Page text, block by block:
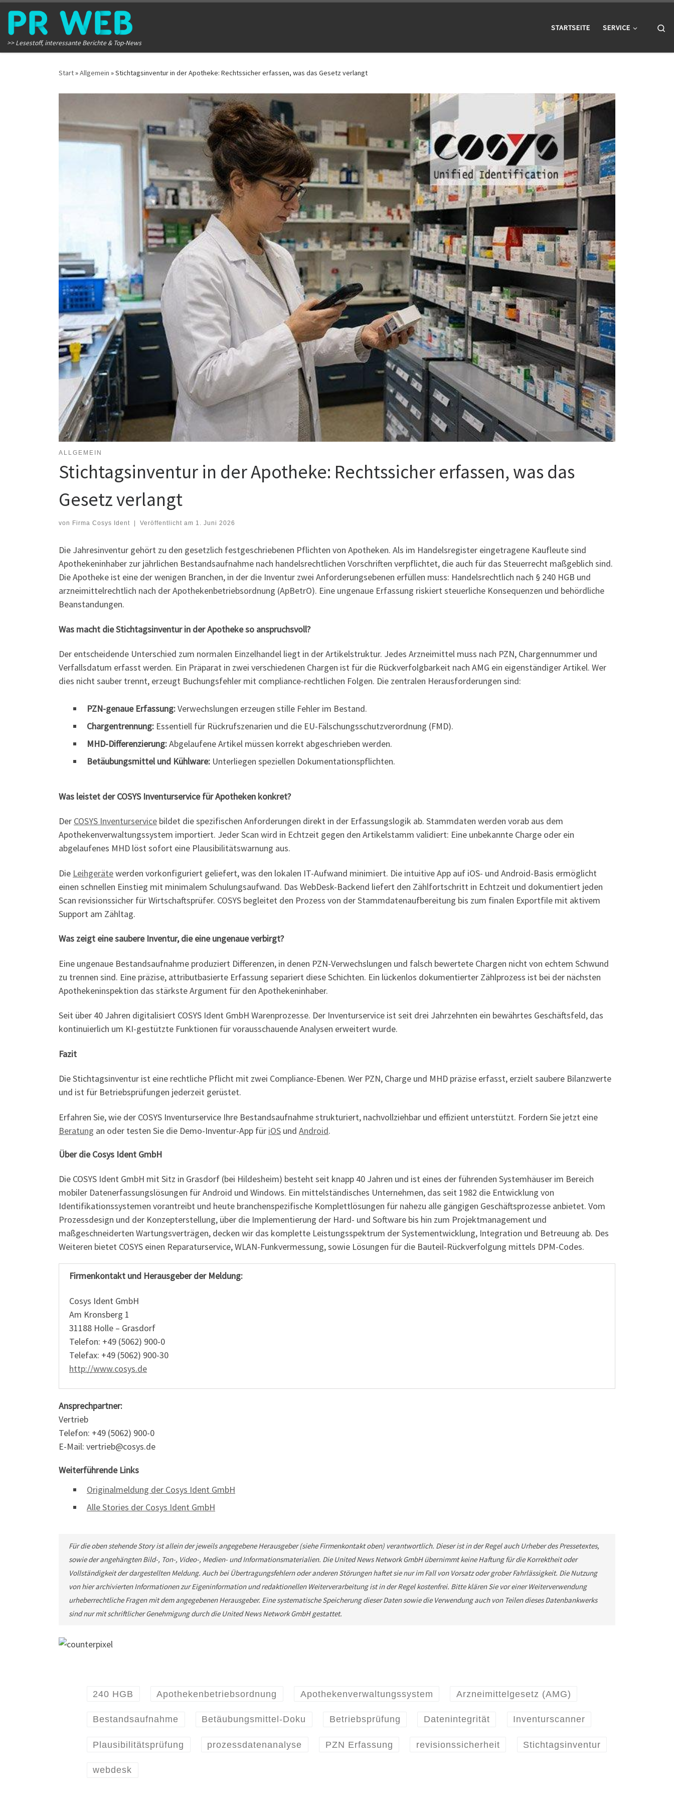
Zum Inhalt springen
>> Lesestoff, interessante Berichte & Top-News
STARTSEITE SERVICE
Start»Allgemein »Stichtagsinventur in der Apotheke: Rechtssicher erfassen, was das Gesetz verlangt
ALLGEMEIN
Stichtagsinventur in der Apotheke: Rechtssicher erfassen, was das
Gesetz verlangt
von Firma Cosys Ident Veröffentlicht am 1. Juni 2026
Die Jahresinventur gehört zu den gesetzlich festgeschriebenen Pflichten von Apotheken. Als im Handelsregister eingetragene Kaufleute sind
Apothekeninhaber zur jährlichen Bestandsaufnahme nach handelsrechtlichen Vorschriften verpflichtet, die auch für das Steuerrecht maßgeblich sind.
Die Apotheke ist eine der wenigen Branchen, in der die Inventur zwei Anforderungsebenen erfüllen muss: Handelsrechtlich nach § 240 HGB und
arzneimittelrechtlich nach der Apothekenbetriebsordnung (ApBetrO). Eine ungenaue Erfassung riskiert steuerliche Konsequenzen und behördliche
Beanstandungen.
Was macht die Stichtagsinventur in der Apotheke so anspruchsvoll?
Der entscheidende Unterschied zum normalen Einzelhandel liegt in der Artikelstruktur. Jedes Arzneimittel muss nach PZN, Chargennummer und
Verfallsdatum erfasst werden. Ein Präparat in zwei verschiedenen Chargen ist für die Rückverfolgbarkeit nach AMG ein eigenständiger Artikel. Wer
dies nicht sauber trennt, erzeugt Buchungsfehler mit compliance-rechtlichen Folgen. Die zentralen Herausforderungen sind:
PZN-genaue Erfassung:Verwechslungen erzeugen stille Fehler im Bestand.
Chargentrennung: Essentiell für Rückrufszenarien und die EU-Fälschungsschutzverordnung (FMD).
MHD-Differenzierung:Abgelaufene Artikel müssen korrekt abgeschrieben werden.
Betäubungsmittel und Kühlware: Unterliegen speziellen Dokumentationspflichten.
Was leistet der COSYS Inventurservice für Apotheken konkret?
Der COSYS Inventurservice bildet die spezifischen Anforderungen direkt in der Erfassungslogik ab. Stammdaten werden vorab aus dem
Apothekenverwaltungssystem importiert. Jeder Scan wird in Echtzeit gegen den Artikelstamm validiert: Eine unbekannte Charge oder ein
abgelaufenes MHD löst sofort eine Plausibilitätswarnung aus.
Die Leihgerätewerden vorkonfiguriert geliefert, was den lokalen IT-Aufwand minimiert. Die intuitive App auf iOS- und Android-Basis ermöglicht
einen schnellen Einstieg mit minimalem Schulungsaufwand. Das WebDesk-Backend liefert den Zählfortschritt in Echtzeit und dokumentiert jeden
Scan revisionssicher für Wirtschaftsprüfer. COSYS begleitet den Prozess von der Stammdatenaufbereitung bis zum finalen Exportfile mit aktivem
Support am Zähltag.
Was zeigt eine saubere Inventur, die eine ungenaue verbirgt?
Eine ungenaue Bestandsaufnahme produziert Differenzen, in denen PZN-Verwechslungen und falsch bewertete Chargen nicht von echtem Schwund
zu trennen sind. Eine präzise, attributbasierte Erfassung separiert diese Schichten. Ein lückenlos dokumentierter Zählprozess ist bei der nächsten
Apothekeninspektion das stärkste Argument für den Apothekeninhaber.
Seit über 40 Jahren digitalisiert COSYS Ident GmbH Warenprozesse. Der Inventurservice ist seit drei Jahrzehnten ein bewährtes Geschäftsfeld, das
kontinuierlich um KI-gestützte Funktionen für vorausschauende Analysen erweitert wurde.
Fazit
Die Stichtagsinventur ist eine rechtliche Pflicht mit zwei Compliance-Ebenen. Wer PZN, Charge und MHD präzise erfasst, erzielt saubere Bilanzwerte
und ist für Betriebsprüfungen jederzeit gerüstet.
Erfahren Sie, wie der COSYS Inventurservice Ihre Bestandsaufnahme strukturiert, nachvollziehbar und effizient unterstützt. Fordern Sie jetzt eine
Beratung an oder testen Sie die Demo-Inventur-App für iOS und Android.
Über die Cosys Ident GmbH
Die COSYS Ident GmbH mit Sitz in Grasdorf (bei Hildesheim) besteht seit knapp 40 Jahren und ist eines der führenden Systemhäuser im Bereich
mobiler Datenerfassungslösungen für Android und Windows. Ein mittelständisches Unternehmen, das seit 1982 die Entwicklung von
Identifikationssystemen vorantreibt und heute branchenspezifische Komplettlösungen für nahezu alle gängigen Geschäftsprozesse anbietet. Vom
Prozessdesign und der Konzepterstellung, über die Implementierung der Hard- und Software bis hin zum Projektmanagement und
maßgeschneiderten Wartungsverträgen, decken wir das komplette Leistungsspektrum der Systementwicklung, Integration und Betreuung ab. Des
Weiteren bietet COSYS einen Reparaturservice, WLAN-Funkvermessung, sowie Lösungen für die Bauteil-Rückverfolgung mittels DPM-Codes.
Firmenkontakt und Herausgeber der Meldung:
Cosys Ident GmbH
Am Kronsberg 1
31188 Holle – Grasdorf
Telefon: +49 (5062) 900-0
Telefax: +49 (5062) 900-30
http://www.cosys.de
Ansprechpartner:
Vertrieb
Telefon: +49 (5062) 900-0
E-Mail: vertrieb@cosys.de
Weiterführende Links
Originalmeldung der Cosys Ident GmbH
Alle Stories der Cosys Ident GmbH
Für die oben stehende Story ist allein der jeweils angegebene Herausgeber (siehe Firmenkontakt oben) verantwortlich. Dieser ist in der Regel auch Urheber des Pressetextes,
sowie der angehängten Bild-, Ton-, Video-, Medien- und Informationsmaterialien. Die United News Network GmbH übernimmt keine Haftung für die Korrektheit oder
Vollständigkeit der dargestellten Meldung. Auch bei Übertragungsfehlern oder anderen Störungen haftet sie nur im Fall von Vorsatz oder grober Fahrlässigkeit. Die Nutzung
von hier archivierten Informationen zur Eigeninformation und redaktionellen Weiterverarbeitung ist in der Regel kostenfrei. Bitte klären Sie vor einer Weiterverwendung
urheberrechtliche Fragen mit dem angegebenen Herausgeber. Eine systematische Speicherung dieser Daten sowie die Verwendung auch von Teilen dieses Datenbankwerks
sind nur mit schriftlicher Genehmigung durch die United News Network GmbH gestattet.
240 HGB Apothekenbetriebsordnung Apothekenverwaltungssystem Arzneimittelgesetz (AMG)
Bestandsaufnahme Betäubungsmittel-Doku Betriebsprüfung Datenintegrität Inventurscanner
Plausibilitätsprüfung prozessdatenanalyse PZN Erfassung revisionssicherheit Stichtagsinventur
webdesk